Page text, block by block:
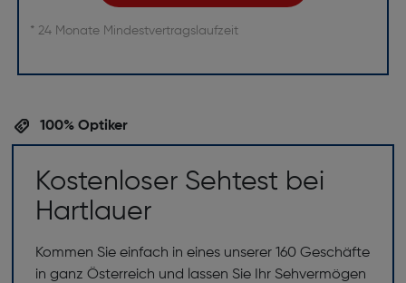
* 24 Monate Mindestvertragslaufzeit
100% Optiker
Kostenloser Sehtest bei
Hartlauer
Kommen Sie einfach in eines unserer 160 Geschäfte
in ganz Österreich und lassen Sie Ihr Sehvermögen